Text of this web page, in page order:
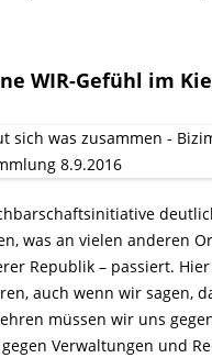
WIR-Gefühl im
was an vielen anderen
Republik – passiert.
auch wenn wir sagen,
müssen wir uns
Verwaltungen und